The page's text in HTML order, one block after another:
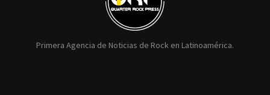
Primera Agencia de Noticias de Rock en Latinoamérica.